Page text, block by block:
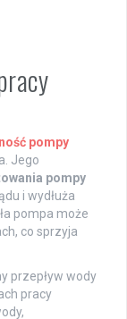
pompy
Jego
pompy
i wydłuża
pompa może
co sprzyja
przepływ wody
pracy